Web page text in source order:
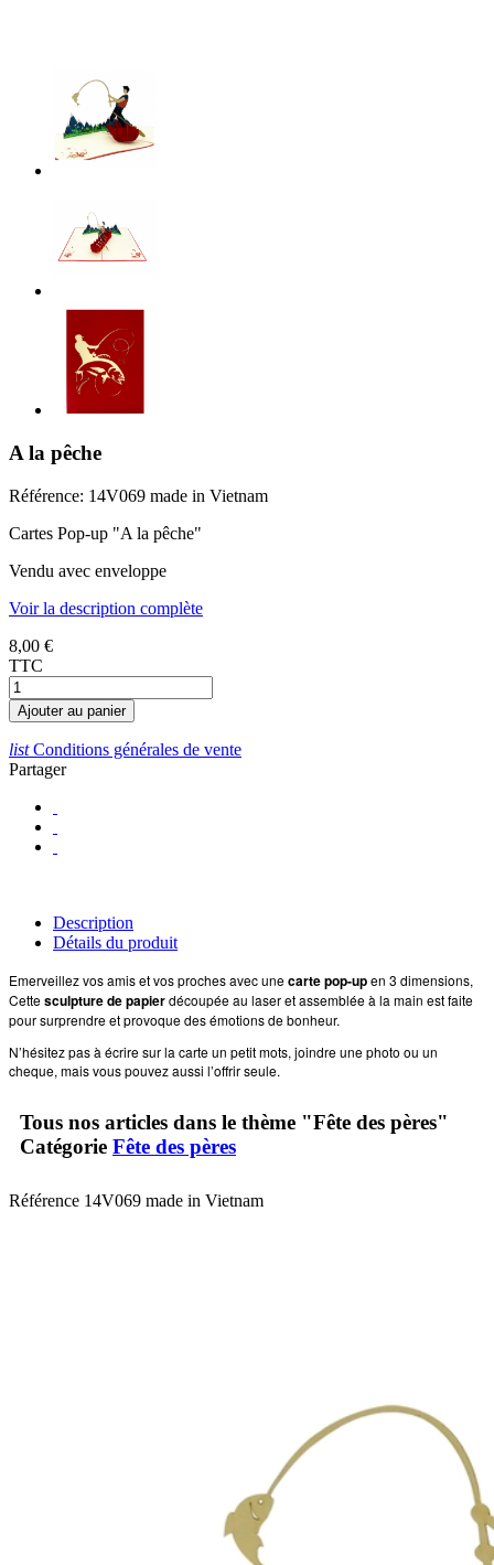
A la pêche
Référence: 14V069 made in Vietnam
Cartes Pop-up "A la pêche"
Vendu avec enveloppe
Voir la description complète
8,00 €
TTC
Ajouter au panier
listConditions générales de vente
Partager
Description
Détails du produit
Emerveillez vos amis et vos proches avec unecarte pop-upen 3 dimensions,
Cettesculpture de papierdécoupée au laser et assemblée à la main est faite
pour surprendre et provoque des émotions de bonheur.
N’hésitez pas à écrire sur la carte un petit mots, joindre une photo ou un
cheque, mais vous pouvez aussi l’offrir seule.
Tous nos articles dans le thème "Fête des pères"
Catégorie Fête des pères
Référence 14V069 made in Vietnam